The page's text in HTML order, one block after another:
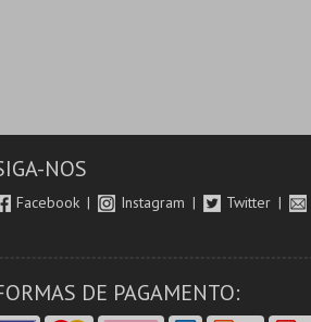
NOS
Facebook Instagram Twitter
DE PAGAMENTO: